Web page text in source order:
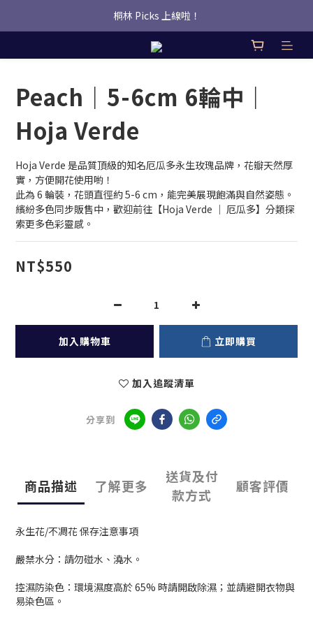
桐林 Picks 上線啦！
桐林 Picks 上線啦！
✿桐林Fleur✿  Uber Eats即點即送🛵
Peach｜5-6cm 6輪中｜
Hoja Verde
Hoja Verde 是品質頂級的知名厄瓜多永生玫瑰品牌，花瓣天然厚
實，方便開花使用喲！
此為 6 輪裝，花頭直徑約 5-6 cm，能完美展現飽滿與自然姿態。
繽紛多色同步販售中，歡迎前往【Hoja Verde ｜ 厄瓜多】分類探
索更多色彩靈感。
NT$550
加入購物車 立即購買
加入追蹤清單
分享到
商品描述 了解更多
送貨及付
款方式
顧客評價
永生花/不凋花 保存注意事項
嚴禁水分：請勿碰水、澆水。
控濕防染色：環境濕度高於 65% 時請開啟除濕；並請避開衣物與
易染色區。